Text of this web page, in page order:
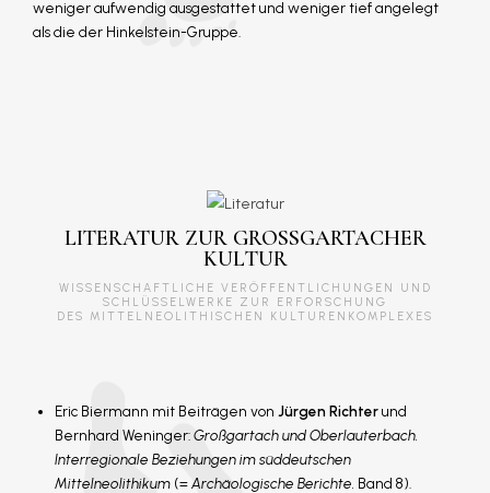
weniger aufwendig ausgestattet und weniger tief angelegt
als die der Hinkelstein-Gruppe.
LITERATUR ZUR GROSSGARTACHER K
ULTUR
WISSENSCHAFTLICHE VERÖFFENTLICHUNGEN UND
SCHLÜSSELWERKE ZUR ERFORSCHUNG
DES MITTELNEOLITHISCHEN KULTURENKOMPLEXES
Eric Biermann mit Beiträgen von Jürgen Richterund
Bernhard Weninger:Großgartach und Oberlauterbach.
Interregionale Beziehungen im süddeutschen
Mittelneolithikum (=Archäologische Berichte. Band 8).